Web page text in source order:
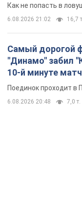
6.08.2026 20:48 7,0 т.